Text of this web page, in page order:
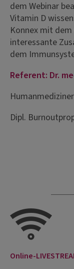
dem Webinar
Vitamin D
Konnex mit dem
interessante
dem
Referent: Dr.
Humanmediziner
Dipl.
Online-